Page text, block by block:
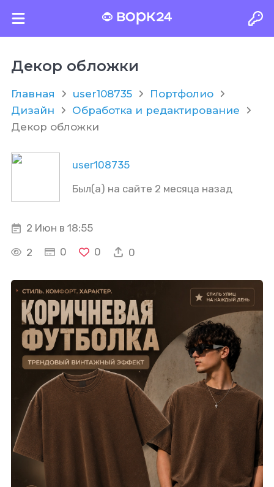
Декор обложки
Главная user108735
Портфолио
Дизайн
Обработка и редактирование
Декор обложки
user108735
Был(а) на сайте 2 месяца назад
2 Июн в 18:55
2
0 0 0